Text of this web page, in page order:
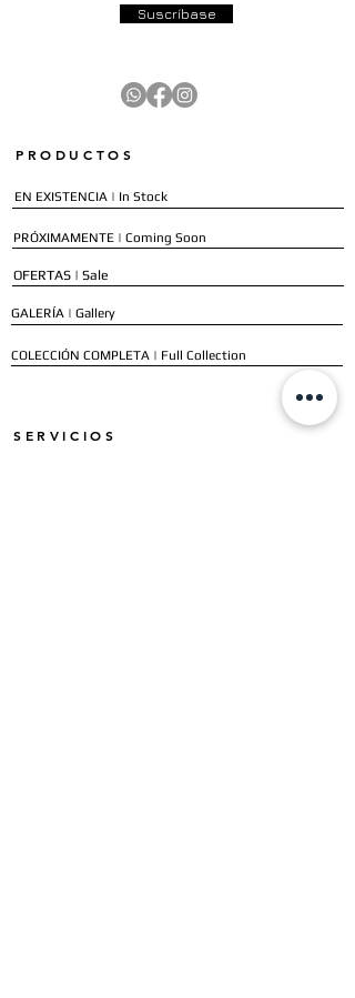
Suscríbase
PRODUCTOS
EN EXISTENCIA | In Stock
PRÓXIMAMENTE | Coming Soon
OFERTAS | Sale
GALERÍA | Gallery
COLECCIÓN COMPLETA | Full Collection
SERVICIOS